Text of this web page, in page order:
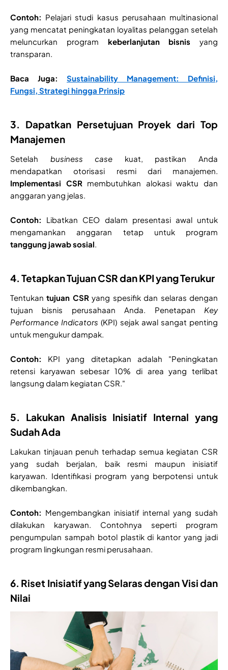
Contoh: Pelajari studi kasus perusahaan multinasional
yang mencatat peningkatan loyalitas pelanggan setelah
meluncurkan program keberlanjutan bisnis yang
transparan.
Baca Juga: Sustainability Management: Definisi,
Fungsi, Strategi hingga Prinsip
3. Dapatkan Persetujuan Proyek dari Top
Manajemen
Setelah business case kuat, pastikan Anda
mendapatkan otorisasi resmi dari manajemen.
Implementasi CSR membutuhkan alokasi waktu dan
anggaran yang jelas.
Contoh:
Libatkan CEO dalam presentasi awal untuk
mengamankan anggaran tetap untuk program
tanggung jawab sosial.
4. Tetapkan Tujuan CSR dan KPI yang Terukur
Tentukantujuan CSR yang spesifik dan selaras dengan
tujuan bisnis perusahaan Anda. Penetapan Key
Performance Indicators (KPI) sejak awal sangat penting
untuk mengukur dampak.
Contoh:
KPI yang ditetapkan adalah "Peningkatan
retensi karyawan sebesar 10% di area yang terlibat
langsung dalam kegiatan CSR."
5. Lakukan Analisis Inisiatif Internal yang
Sudah Ada
Lakukan tinjauan penuh terhadap semua kegiatan CSR
yang sudah berjalan, baik resmi maupun inisiatif
karyawan. Identifikasi program yang berpotensi untuk
dikembangkan.
Contoh: Mengembangkan inisiatif internal yang sudah
dilakukan karyawan. Contohnya seperti program
pengumpulan sampah botol plastik di kantor yang jadi
program lingkungan resmi perusahaan.
6. Riset Inisiatif yang Selaras dengan Visi dan
Nilai